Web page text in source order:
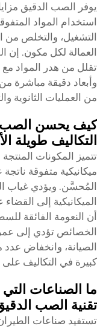
يوفر الصب الدقيق
التشغيل، والتخلص من
العمالة لكل مكون. إن
تقلل من هدر المواد
وأبعاد دقيقة مباشرة
من العمليات الثانوية
كيف يحسن الصب
التكاليف طويلة
تتميز المكونات
ميكانيكية متفوقة
المُحسَّن. ويؤدي غياب
الميكانيكية إلى
أن النعومة الفائقة
الخصائص تؤدي إلى
الصيانة، وانخفاض
كبيرة في التكاليف
ما الصناعات
تقنية الصب
تستفيد صناعات